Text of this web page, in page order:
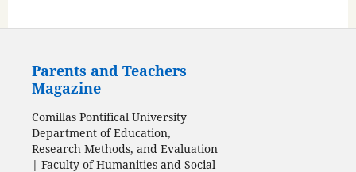
Parents and Teachers
Magazine
Comillas Pontifical University
Department of Education,
Research Methods, and Evaluation
| Faculty of Humanities and Social